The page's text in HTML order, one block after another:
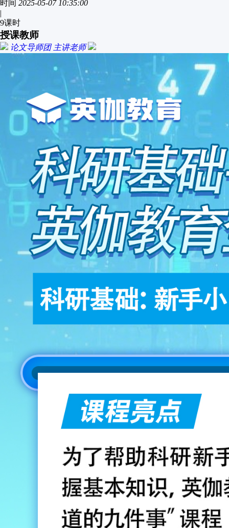
时间 2025-05-07 10:35:00
|
9课时
授课教师
论文导师团 主讲老师